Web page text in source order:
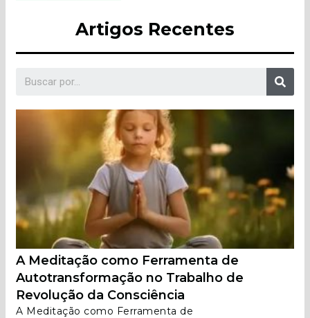
Artigos Recentes
A Meditação como Ferramenta de
Autotransformação no Trabalho de
Revolução da Consciência
A Meditação como Ferramenta de